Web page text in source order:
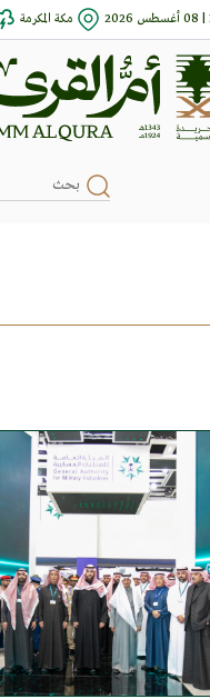
مكة المكرمة